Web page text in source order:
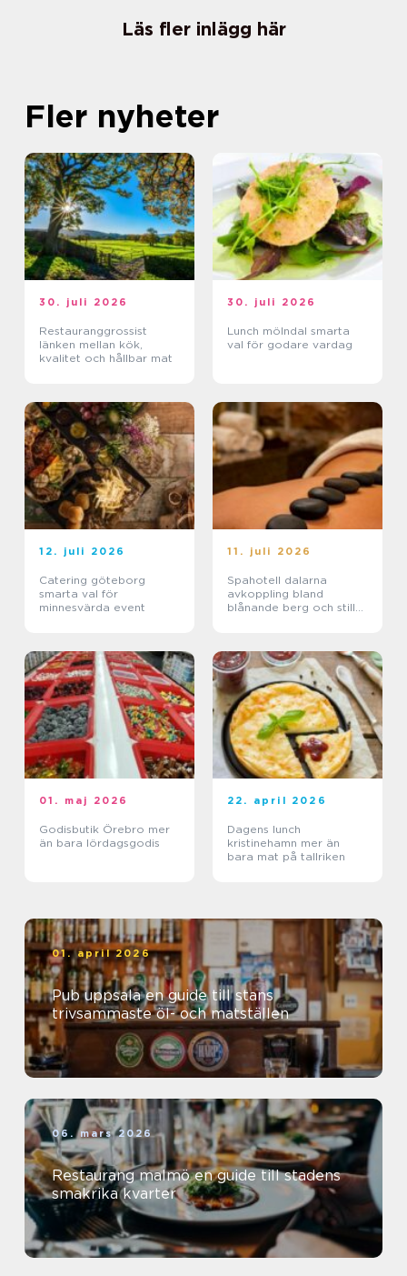
Läs fler inlägg här
Fler nyheter
30. juli 2026
Restauranggrossist
länken mellan kök,
kvalitet och hållbar mat
30. juli 2026
Lunch mölndal smarta
val för godare vardag
12. juli 2026
Catering göteborg
smarta val för
minnesvärda event
11. juli 2026
Spahotell dalarna
avkoppling bland
blånande berg och stilla
01. maj 2026
Godisbutik Örebro mer
än bara lördagsgodis
22. april 2026
Dagens lunch
kristinehamn mer än
bara mat på tallriken
01. april 2026
Pub uppsala en guide till stans
trivsammaste öl- och matställen
06. mars 2026
Restaurang malmö en guide till stadens
smakrika kvarter